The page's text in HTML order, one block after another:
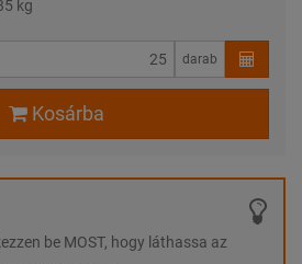
kg
darab
Kosárba
be MOST, hogy láthassa az